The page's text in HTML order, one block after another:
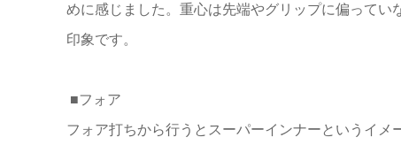
めに感じました。 重心は先端やグリップに偏ってい
印象です。
■フォア
フォア打ちから行うとスーパーインナーというイメ